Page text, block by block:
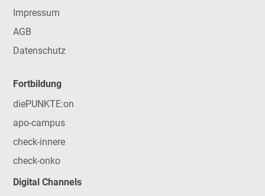
Impressum
AGB
Datenschutz
Fortbildung
diePUNKTE:on
apo-campus
check-innere
check-onko
Digital Channels